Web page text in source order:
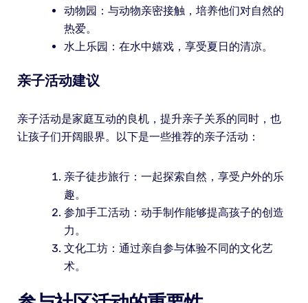
动物园：与动物亲密接触，培养他们对自然的
热爱。
水上乐园：在水中嬉戏，享受夏日的清凉。
亲子活动建议
亲子活动是家庭互动的良机，提升亲子关系的同时，也
让孩子们开阔眼界。以下是一些推荐的亲子活动：
亲子徒步旅行：一起探索自然，享受户外的乐
趣。
参加手工活动：动手制作能够提高孩子的创造
力。
文化工坊：通过亲自参与体验不同的文化艺
术。